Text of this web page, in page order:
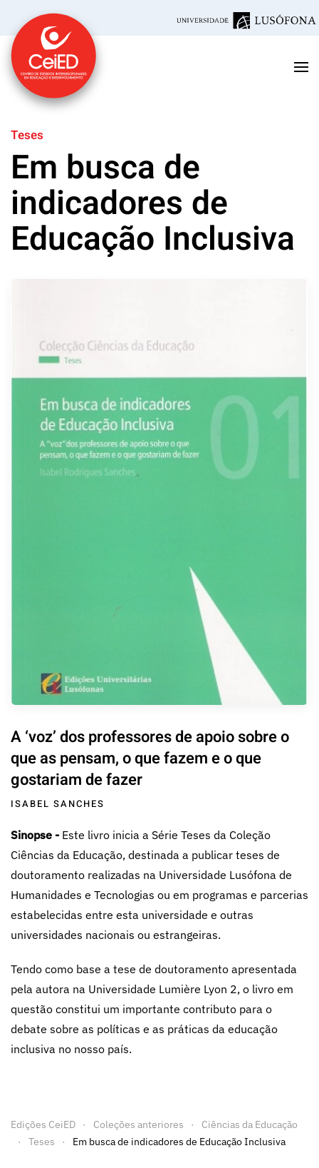
Saltar para o conteúdo principal
Teses
Em busca de
indicadores de
Educação Inclusiva
A ‘voz’ dos professores de apoio sobre o
que as pensam, o que fazem e o que
gostariam de fazer
ISABEL SANCHES
Sinopse - Este livro inicia a Série Teses da Coleção
Ciências da Educação, destinada a publicar teses de
doutoramento realizadas na Universidade Lusófona de
Humanidades e Tecnologias ou em programas e parcerias
estabelecidas entre esta universidade e outras
universidades nacionais ou estrangeiras.
Tendo como base a tese de doutoramento apresentada
pela autora na Universidade Lumière Lyon 2, o livro em
questão constitui um importante contributo para o
debate sobre as políticas e as práticas da educação
inclusiva no nosso país.
Edições CeiED Coleções anteriores
Ciências da Educação
Teses
Em busca de indicadores de Educação Inclusiva